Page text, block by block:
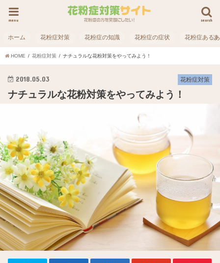
search
menu
ホーム 花粉症対策 花粉症の知識 花粉症の症状 花粉症ある
HOME 花粉症対策 ナチュラルな花粉対策をやってみよう！
花粉症対策
2018.05.03
ナチュラルな花粉対策をやってみよう！